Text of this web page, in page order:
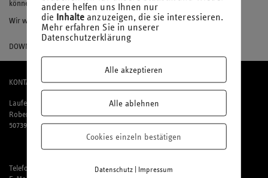
können.
Wir wünschen Ihnen viel Spaß beim Lesen.
DOWNLOAD
KONTAKT
Laufenberg Michels und Partner mbB
Robert-Perthel-Straße 81
50739 Köln
Telefon: 02 21 / 95 74 94-0
andere helfen uns Ihnen nur
die Inhalte anzuzeigen, die sie interessieren.
Mehr erfahren Sie in unserer
Datenschutzerklärung
Alle akzeptieren
Alle ablehnen
Cookies einzeln bestätigen
Datenschutz| Impressum